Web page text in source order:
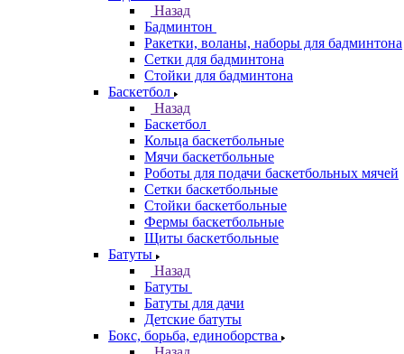
Назад
Бадминтон
Ракетки, воланы, наборы для бадминтона
Сетки для бадминтона
Стойки для бадминтона
Баскетбол
Назад
Баскетбол
Кольца баскетбольные
Мячи баскетбольные
Роботы для подачи баскетбольных мячей
Сетки баскетбольные
Стойки баскетбольные
Фермы баскетбольные
Щиты баскетбольные
Батуты
Назад
Батуты
Батуты для дачи
Детские батуты
Бокс, борьба, единоборства